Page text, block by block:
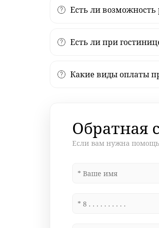
Есть ли
Есть ли при
Какие виды оплаты
Обратная
Если вам нужна